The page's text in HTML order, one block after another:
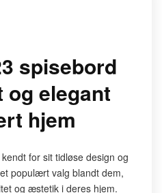
spisebord
elegant
hjem
for sit tidløse design og
populært valg blandt dem,
og æstetik i deres hjem.